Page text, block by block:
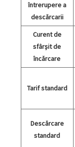
întrerupere a
descărcarii
Curent de
sfârșit de
încărcare
Tarif standard
Descărcare
standard